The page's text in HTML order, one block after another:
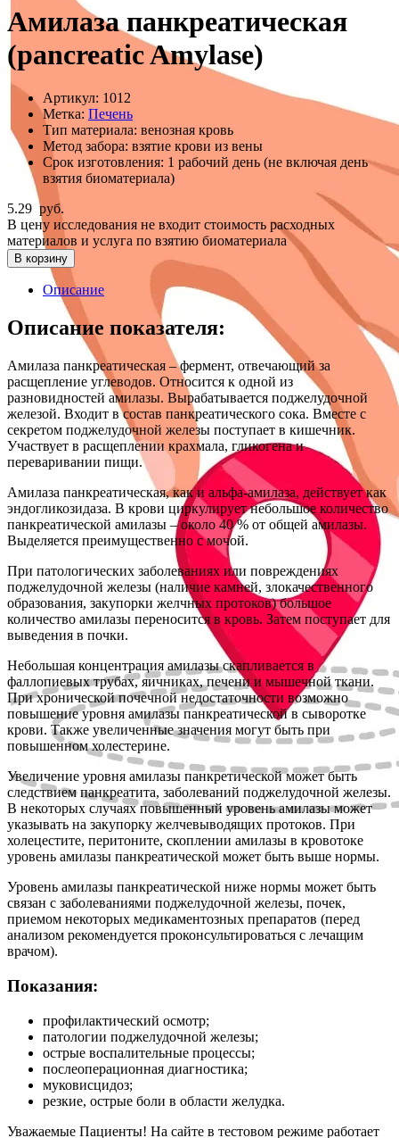
Амилаза панкреатическая
(pancreatic Amylase)
Артикул: 1012
Метка: Печень
Тип материала: венозная кровь
Метод забора: взятие крови из вены
Срок изготовления: 1 рабочий день (не включая день
взятия биоматериала)
5.29 руб.
В цену исследования не входит стоимость расходных
материалов и услуга по взятию биоматериала
В корзину
Описание
Описание показателя:
Амилаза панкреатическая – фермент, отвечающий за
расщепление углеводов. Относится к одной из
разновидностей амилазы. Вырабатывается поджелудочной
железой. Входит в состав панкреатического сока. Вместе с
секретом поджелудочной железы поступает в кишечник.
Участвует в расщеплении крахмала, гликогена и
переваривании пищи.
Амилаза панкреатическая, как и альфа-амилаза, действует как
эндогликозидаза. В крови циркулирует небольшое количество
панкреатической амилазы – около 40 % от общей амилазы.
Выделяется преимущественно с мочой.
При патологических заболеваниях или повреждениях
поджелудочной железы (наличие камней, злокачественного
образования, закупорки желчных протоков) большое
количество амилазы переносится в кровь. Затем поступает для
выведения в почки.
Небольшая концентрация амилазы скапливается в
фаллопиевых трубах, яичниках, печени и мышечной ткани.
При хронической почечной недостаточности возможно
повышение уровня амилазы панкреатической в сыворотке
крови. Также увеличенные значения могут быть при
повышенном холестерине.
Увеличение уровня амилазы панкретической может быть
следствием панкреатита, заболеваний поджелудочной железы.
В некоторых случаях повышенный уровень амилазы может
указывать на закупорку желчевыводящих протоков. При
холецестите, перитоните, скоплении амилазы в кровотоке
уровень амилазы панкреатической может быть выше нормы.
Уровень амилазы панкреатической ниже нормы может быть
связан с заболеваниями поджелудочной железы, почек,
приемом некоторых медикаментозных препаратов (перед
анализом рекомендуется проконсультироваться с лечащим
врачом).
Показания:
профилактический осмотр;
патологии поджелудочной железы;
острые воспалительные процессы;
послеоперационная диагностика;
муковисцидоз;
резкие, острые боли в области желудка.
Уважаемые Пациенты! На сайте в тестовом режиме работает